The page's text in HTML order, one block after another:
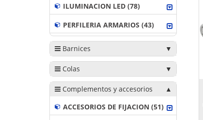
ILUMINACION LED (78)
PERFILERIA ARMARIOS (43)
Barnices
Colas
Complementos y accesorios
ACCESORIOS DE FIJACION (51)